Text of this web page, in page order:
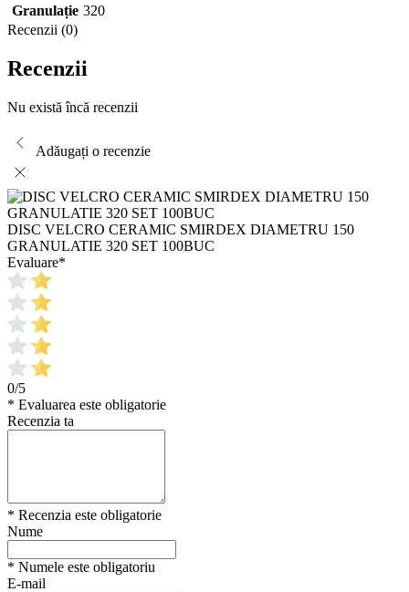
Granulație 320
Recenzii (0)
Recenzii
Nu există încă recenzii
Adăugați o recenzie
DISC VELCRO CERAMIC SMIRDEX DIAMETRU 150
GRANULATIE 320 SET 100BUC
Evaluare*
0/5
* Evaluarea este obligatorie
Recenzia ta
* Recenzia este obligatorie
Nume
* Numele este obligatoriu
E-mail